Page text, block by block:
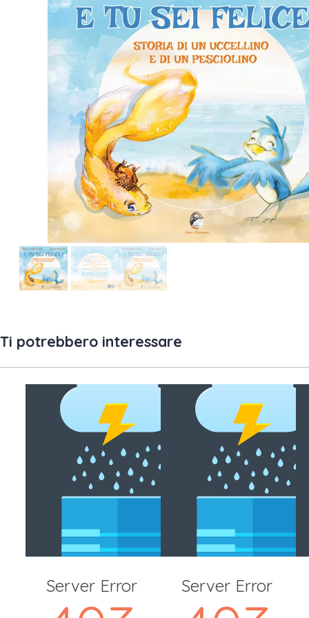
Ti potrebbero interessare
Server Error Server Error